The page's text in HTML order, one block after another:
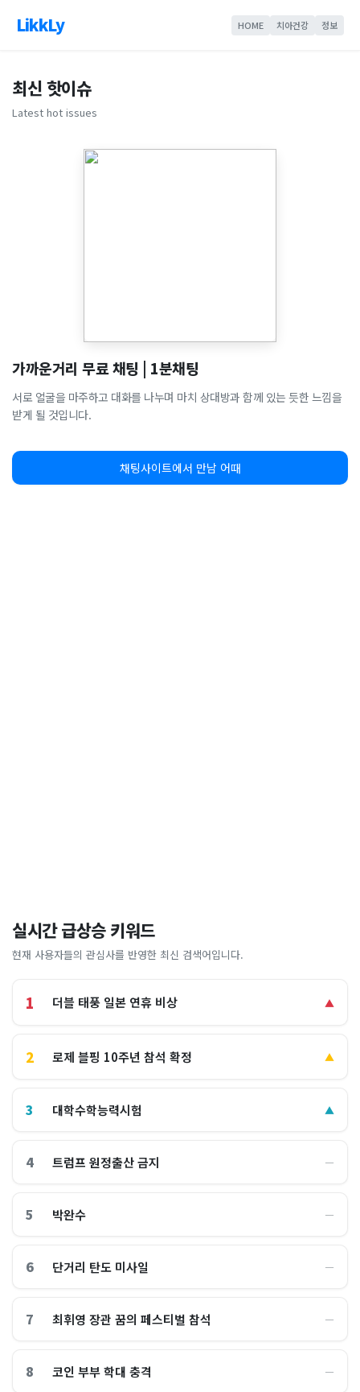
LikkLy HOME 치아건강 정보
최신 핫이슈
Latest hot issues
가까운거리 무료 채팅 | 1분채팅
서로 얼굴을 마주하고 대화를 나누며 마치 상대방과 함께 있는 듯한 느낌을
받게 될 것입니다.
채팅사이트에서 만남 어때
실시간 급상승 키워드
현재 사용자들의 관심사를 반영한 최신 검색어입니다.
1 더블 태풍 일본 연휴 비상 ▲
2 로제 블핑 10주년 참석 확정 ▲
3 대학수학능력시험 ▲
4 트럼프 원정출산 금지 ―
5 박완수 ―
6 단거리 탄도 미사일 ―
7 최휘영 장관 꿈의 페스티벌 참석 ―
8 코인 부부 학대 충격 ―